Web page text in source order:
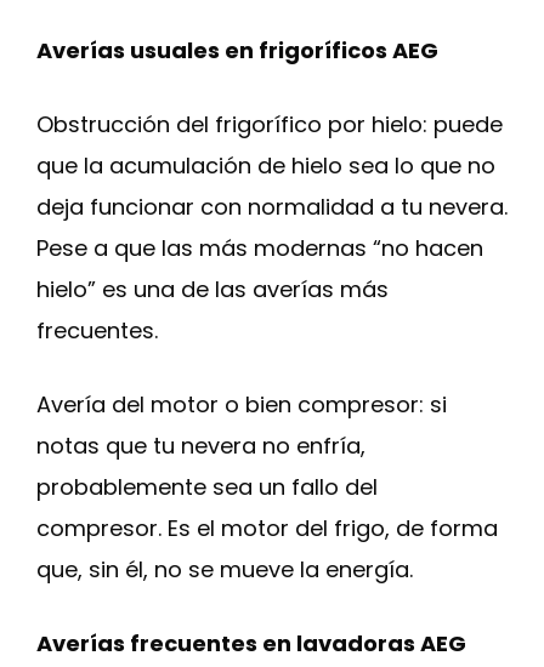
Averías usuales en frigoríficos AEG
Obstrucción del frigorífico por hielo: puede
que la acumulación de hielo sea lo que no
deja funcionar con normalidad a tu nevera.
Pese a que las más modernas “no hacen
hielo” es una de las averías más
frecuentes.
Avería del motor o bien compresor: si
notas que tu nevera no enfría,
probablemente sea un fallo del
compresor. Es el motor del frigo, de forma
que, sin él, no se mueve la energía.
Averías frecuentes en lavadoras AEG